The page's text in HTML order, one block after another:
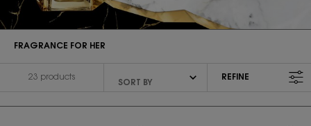
FRAGRANCE FOR HER
23 products REFINE